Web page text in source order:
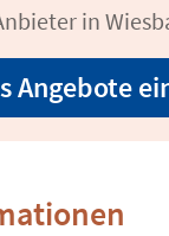
in
Angebote